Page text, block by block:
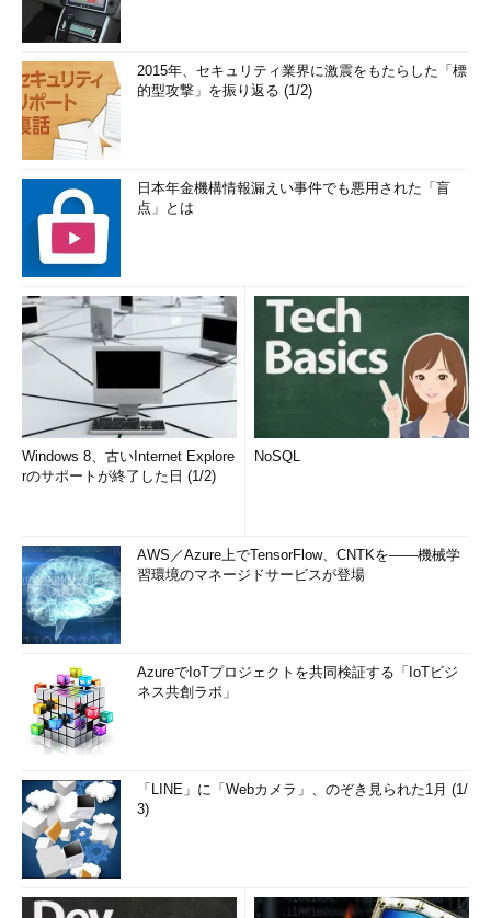
2015年、セキュリティ業界に激震をもたらした「標
的型攻撃」を振り返る (1/2)
日本年金機構情報漏えい事件でも悪用された「盲
点」とは
Windows 8、古いInternet Explore
rのサポートが終了した日 (1/2)
NoSQL
AWS／Azure上でTensorFlow、CNTKを――機械学
習環境のマネージドサービスが登場
AzureでIoTプロジェクトを共同検証する「IoTビジ
ネス共創ラボ」
「LINE」に「Webカメラ」、のぞき見られた1月 (1/
3)